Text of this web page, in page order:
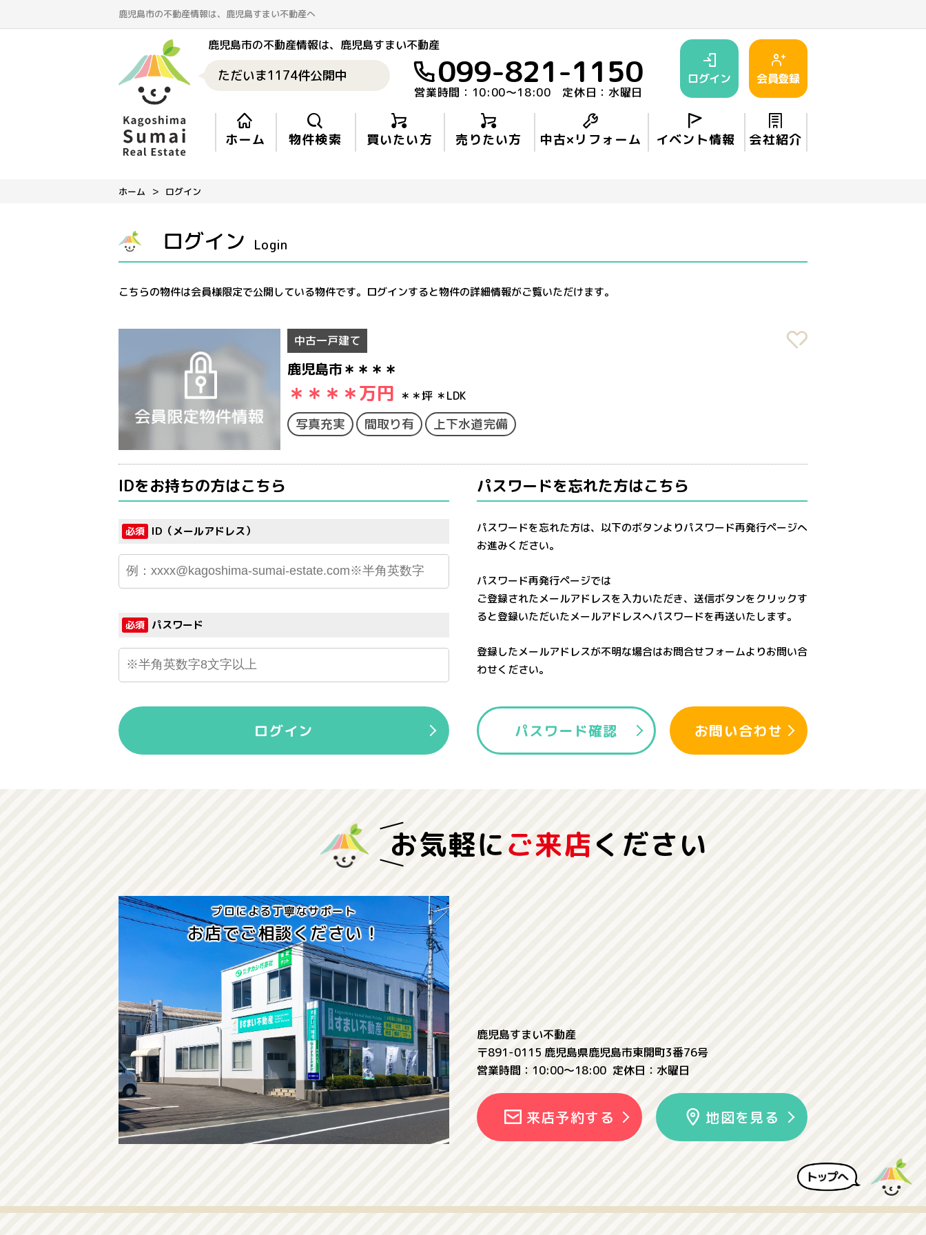
鹿児島市の不動産情報は、鹿児島すまい不動産へ
鹿児島市の不動産情報は、鹿児島すまい不動産
ただいま1174件公開中 099-821-1150
営業時間：10:00〜18:00 定休日：水曜日
ログイン 会員登録
ホーム 物件検索 買いたい方 売りたい方 中古×リフォーム イベント情報 会社紹介
ホーム ログイン
ログイン Login
こちらの物件は会員様限定で公開している物件です。ログインすると物件の詳細情報がご覧いただけます。
中古一戸建て
鹿児島市＊＊＊＊
＊＊＊＊万円 ＊＊坪 ＊LDK
写真充実 間取り有 上下水道完備
IDをお持ちの方はこちら
必須 ID（メールアドレス）
必須 パスワード
ログイン
パスワードを忘れた方はこちら
パスワードを忘れた方は、以下のボタンよりパスワード再発行ページへ
お進みください。
パスワード再発行ページでは
ご登録されたメールアドレスを入力いただき、送信ボタンをクリックす
ると登録いただいたメールアドレスへパスワードを再送いたします。
登録したメールアドレスが不明な場合はお問合せフォームよりお問い合
わせください。
パスワード確認 お問い合わせ
お気軽にご来店ください
プロによる丁寧なサポート
お店でご相談ください！
鹿児島すまい不動産
〒891-0115 鹿児島県鹿児島市東開町3番76号
営業時間：10:00〜18:00 定休日：水曜日
地図を見る
来店予約する